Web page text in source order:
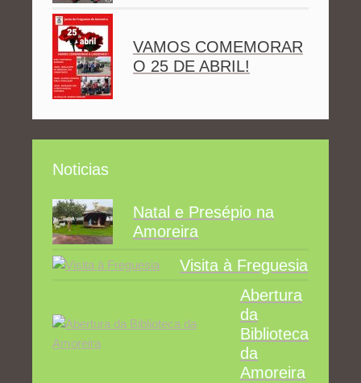
VAMOS COMEMORAR
O 25 DE ABRIL!
Noticias
Natal e Presépio na
Amoreira
Visita à Freguesia
Abertura
da
Biblioteca
da
Amoreira